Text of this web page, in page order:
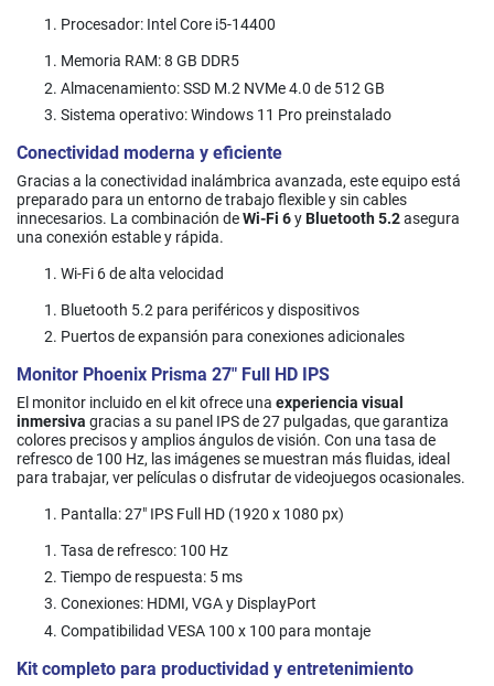
Procesador: Intel Core i5-14400
Memoria RAM: 8 GB DDR5
Almacenamiento: SSD M.2 NVMe 4.0 de 512 GB
Sistema operativo: Windows 11 Pro preinstalado
Conectividad moderna y eficiente
Gracias a la conectividad inalámbrica avanzada, este equipo está
preparado para un entorno de trabajo flexible y sin cables
innecesarios. La combinación deWi-Fi 6yBluetooth 5.2asegura
una conexión estable y rápida.
Wi-Fi 6 de alta velocidad
Bluetooth 5.2 para periféricos y dispositivos
Puertos de expansión para conexiones adicionales
Monitor Phoenix Prisma 27" Full HD IPS
El monitor incluido en el kit ofrece una experiencia visual
inmersiva gracias a su panel IPS de 27 pulgadas, que garantiza
colores precisos y amplios ángulos de visión. Con una tasa de
refresco de 100 Hz, las imágenes se muestran más fluidas, ideal
para trabajar, ver películas o disfrutar de videojuegos ocasionales.
Pantalla: 27" IPS Full HD (1920 x 1080 px)
Tasa de refresco: 100 Hz
Tiempo de respuesta: 5 ms
Conexiones: HDMI, VGA y DisplayPort
Compatibilidad VESA 100 x 100 para montaje
Kit completo para productividad y entretenimiento